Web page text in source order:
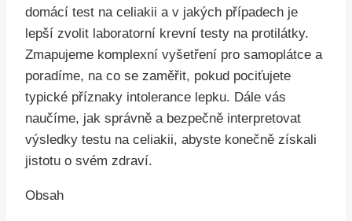
domácí test na celiakii a v jakých případech je
lepší zvolit laboratorní krevní testy na protilátky.
Zmapujeme komplexní vyšetření pro samoplátce a
poradíme, na co se zaměřit, pokud pociťujete
typické příznaky intolerance lepku. Dále vás
naučíme, jak správně a bezpečně interpretovat
výsledky testu na celiakii, abyste konečně získali
jistotu o svém zdraví.
Obsah